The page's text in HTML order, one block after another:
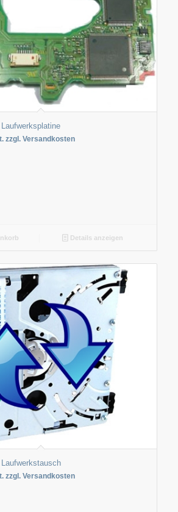
zzgl. Versandkosten
Details anzeigen
zzgl. Versandkosten